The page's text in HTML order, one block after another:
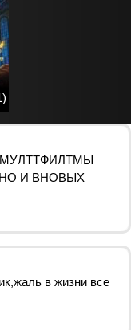
И ВНОВЫХ
в жизни все